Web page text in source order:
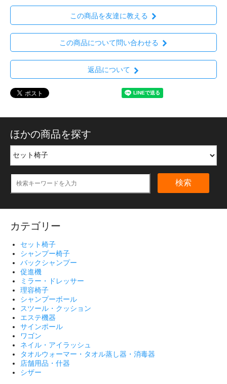
この商品を友達に教える
この商品について問い合わせる
返品について
ほかの商品を探す
検索
カテゴリー
セット椅子
シャンプー椅子
バックシャンプー
促進機
ミラー・ドレッサー
理容椅子
シャンプーボール
スツール・クッション
エステ機器
サインポール
ワゴン
ネイル・アイラッシュ
タオルウォーマー・タオル蒸し器・消毒器
店舗用品・什器
シザー